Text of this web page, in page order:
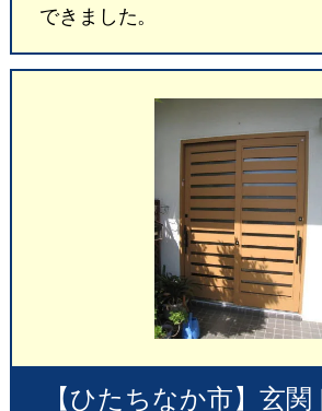
できました。
【ひたちなか市】玄